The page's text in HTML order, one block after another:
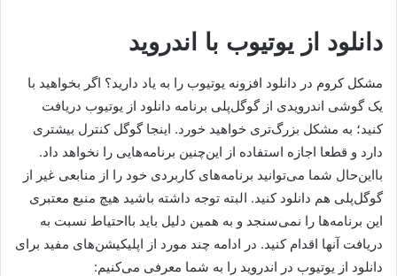
دانلود از یوتیوب با اندروید
مشکل کروم در دانلود افزونه یوتیوب را به یاد دارید؟ اگر بخواهید با
یک گوشی اندرویدی از گوگل‌پلی برنامه دانلود از یوتیوب دریافت
کنید؛ به مشکل بزرگ‌تری خواهید خورد. اینجا گوگل کنترل بیشتری
دارد و قطعا اجازه استفاده از این‌چنین برنامه‌هایی را نخواهد داد.
بااین‌حال شما می‌توانید برنامه‌های کاربردی خود را از منابعی غیر از
گوگل‌پلی هم دانلود کنید. البته توجه داشته باشید هیچ منبع معتبری
این برنامه‌ها را نمی‌سنجد و به همین دلیل باید بااحتیاط نسبت به
دریافت آنها اقدام کنید. در ادامه چند مورد از اپلیکیشن‌های مفید برای
دانلود از یوتیوب در اندروید را به شما معرفی می‌کنیم: